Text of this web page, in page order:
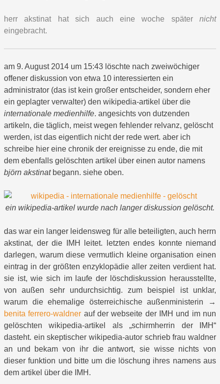
herr akstinat hat sich auch eine woche später nicht
eingebracht.
am 9. August 2014 um 15:43 löschte nach zweiwöchiger
offener diskussion von etwa 10 interessierten ein
administrator (das ist kein großer entscheider, sondern eher
ein geplagter verwalter) den wikipedia-artikel über die
internationale medienhilfe. angesichts von dutzenden
artikeln, die täglich, meist wegen fehlender relvanz, gelöscht
werden, ist das eigentlich nicht der rede wert. aber ich
schreibe hier eine chronik der ereignisse zu ende, die mit
dem ebenfalls gelöschten artikel über einen autor namens
björn akstinatbegann. siehe oben.
ein wikipedia-artikel wurde nach langer diskussion gelöscht.
das war ein langer leidensweg für alle beteiligten, auch herrn
akstinat, der die IMH leitet. letzten endes konnte niemand
darlegen, warum diese vermutlich kleine organisation einen
eintrag in der größten enzyklopädie aller zeiten verdient hat.
sie ist, wie sich im laufe der löschdiskussion herausstellte,
von außen sehr undurchsichtig. zum beispiel ist unklar,
warum die ehemalige österreichische außenministerin →
benita ferrero-waldner auf der webseite der IMH und im nun
gelöschten wikipedia-artikel als „schirmherrin der IMH“
dasteht. ein skeptischer wikipedia-autor schrieb frau waldner
an und bekam von ihr die antwort, sie wisse nichts von
dieser funktion und bitte um die löschung ihres namens aus
dem artikel über die IMH.